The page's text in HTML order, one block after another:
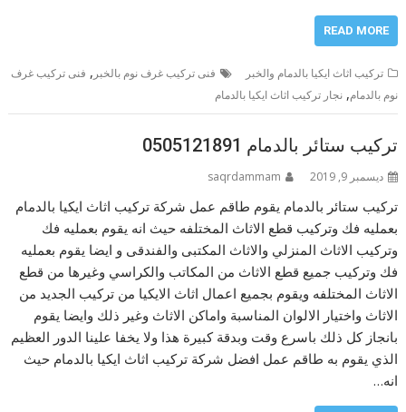
READ MORE
تركيب اثاث ايكيا بالدمام والخبر فنى تركيب غرف نوم بالخبر , فنى تركيب غرف
نوم بالدمام,نجار تركيب اثاث ايكيا بالدمام
تركيب ستائر بالدمام 0505121891
ديسمبر 9, 2019 saqrdammam
تركيب ستائر بالدمام يقوم طاقم عمل شركة تركيب اثاث ايكيا بالدمام
بعمليه فك وتركيب قطع الاثاث المختلفه حيث انه يقوم بعمليه فك
وتركيب الاثاث المنزلي والاثاث المكتبى والفندقى و ايضا يقوم بعمليه
فك وتركيب جميع قطع الاثاث من المكاتب والكراسي وغيرها من قطع
الاثاث المختلفه ويقوم بجميع اعمال اثاث الايكيا من تركيب الجديد من
الاثاث واختيار الالوان المناسبة واماكن الاثاث وغير ذلك وايضا يقوم
بانجاز كل ذلك باسرع وقت وبدقة كبيرة هذا ولا يخفا علينا الدور العظيم
الذي يقوم به طاقم عمل افضل شركة تركيب اثاث ايكيا بالدمام حيث
انه…